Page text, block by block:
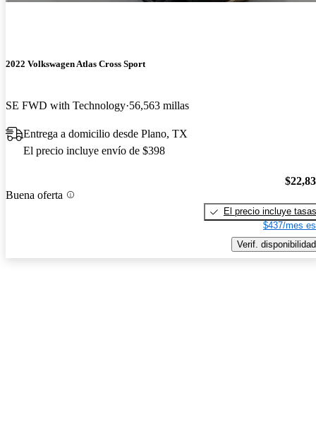
2022 Volkswagen Atlas Cross Sport
SE FWD with Technology 56,563 millas
Entrega a domicilio desde Plano, TX
El precio incluye envío de $398
Buena oferta
El precio incluye tasas
$437/mes
Verif. disponibilidad